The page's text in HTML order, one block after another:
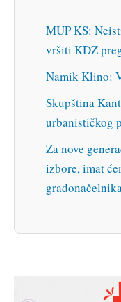
MUP KS:
vršiti KDZ
Namik Klino:
Skupština
urbanističkog
Za nove
izbore, imat